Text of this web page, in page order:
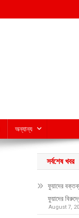
অন্যান্য
সর্বশেষ খবর
ফুয়াদের
ফুয়াদের
August 7,